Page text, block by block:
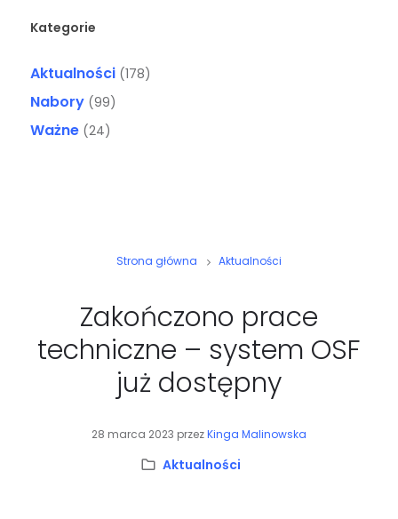
Kategorie
Aktualności (178)
Nabory (99)
Ważne (24)
Strona główna Aktualności
Zakończono prace
techniczne – system OSF
już dostępny
28 marca 2023 przezKinga Malinowska
Kategoria:
Aktualności